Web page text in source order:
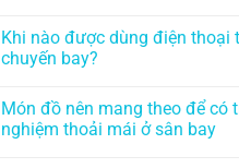
Khi nào được dùng điện thoại
chuyến bay?
Món đồ nên mang theo để có
nghiệm thoải mái ở sân bay